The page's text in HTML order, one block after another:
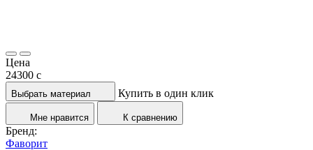
Цена
24300 c
Выбрать материал Купить в один клик
Мне нравится К сравнению
Бренд:
Фаворит